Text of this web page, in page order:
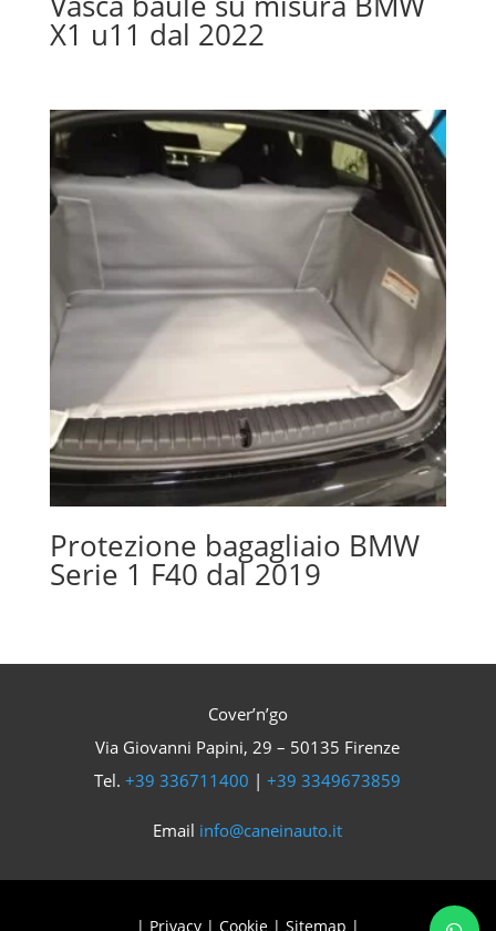
X1 u11 dal 2022
Protezione bagagliaio BMW
Serie 1 F40 dal 2019
Cover’n’go
Via Giovanni Papini, 29 – 50135 Firenze
Tel.+39 336711400 |+39 3349673859
Email info@caneinauto.it
| Privacy| Cookie| Sitemap |